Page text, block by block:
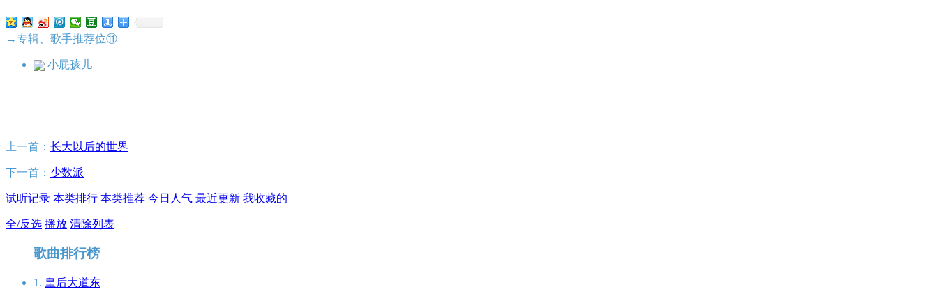
→专辑、歌手推荐位⑪
小屁孩儿
上一首： 长大以后的世界
下一首： 少数派
试听记录 本类排行 本类推荐 今日人气 最近更新 我收藏的
全/反选 播放 清除列表
歌曲排行榜
1. 皇后大道东